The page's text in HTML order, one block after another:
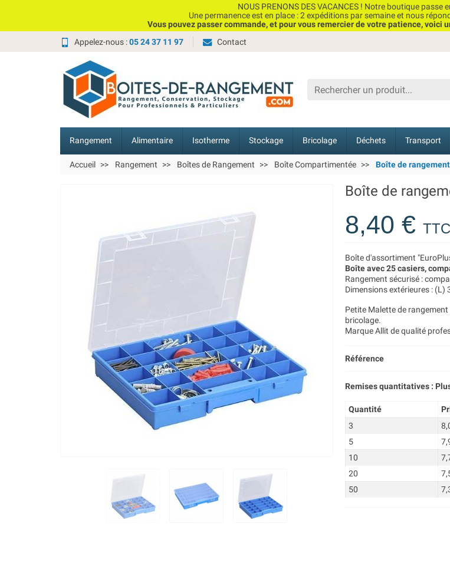
NOUS PRENONS DES VACANCES ! Notre boutique passe
Une permanence est en place : 2 expéditions par semaine et nous
Vous pouvez passer commande, et pour vous remercier de votre patience, voici
Appelez-nous :05 24 37 11 97 Contact
Rangement Alimentaire Isotherme Stockage Bricolage Déchets Transport
Accueil Rangement Boîtes de Rangement Boîte Compartimentée Boîte de
Boîte de
8,40 €TTC
Boîte d'assortiment
Boîte avec 25 casiers,
Rangement sécurisé :
Dimensions extérieures : (L)
Petite Malette de
bricolage.
Marque Allit de qualité
Référence
Remises quantitatives :
Quantité
3
5
10
20
50